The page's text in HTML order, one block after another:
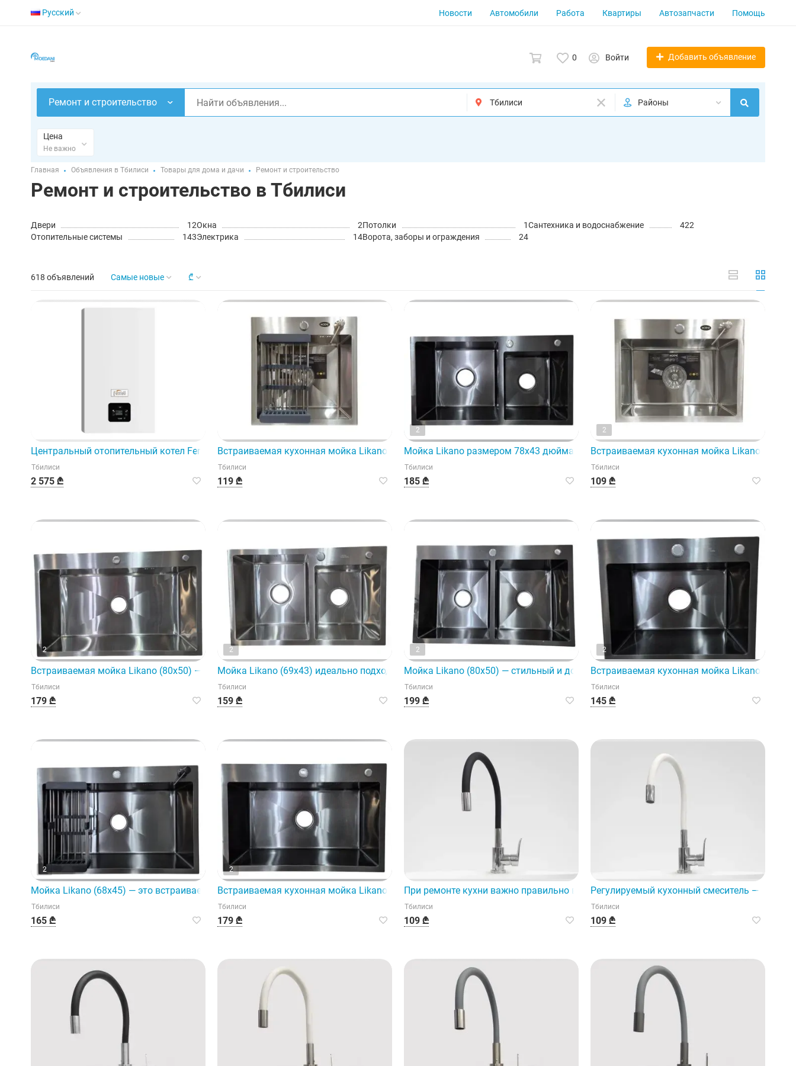
Русский Новости Автомобили Работа Квартиры Автозапчасти Помощь
0 Войти Добавить объявление
Ремонт и строительство Районы
Цена
Не важно
Главная Объявления в Тбилиси Товары для дома и дачи Ремонт и строительство
Ремонт и строительство в Тбилиси
Двери 12Окна 2Потолки 1Сантехника и водоснабжение
422
Отопительные системы
143Электрика 14Ворота, заборы и ограждения 24
618 объявлений Самые новые ₾
Центральный отопительный котел Ferroli Diva D мощностью 32 кВт отличается двумя функциональными особенностями – отоплением.
Тбилиси
2 575 ₾
Встраиваемая кухонная мойка Likano (45x40) — идеальный выбор для любого дома.
Тбилиси
119 ₾
2
Мойка Likano размером 78x43 дюйма — это стандартная встраиваемая кухонная
Тбилиси
185 ₾
2
Встраиваемая кухонная мойка Likano
Тбилиси
109 ₾
2
Встраиваемая мойка Likano (80x50) — идеальное решение для вашей кухни.
Тбилиси
179 ₾
2
Мойка Likano (69x43) идеально подходит для встраиваемой установки на кухне.
Тбилиси
159 ₾
2
Мойка Likano (80x50) — стильный и долговечный выбор для вашей кухни.
Тбилиси
199 ₾
2
Встраиваемая кухонная мойка Likano
Тбилиси
145 ₾
2
Мойка Likano (68x45) — это встраиваемый механизм для современной кухни.
Тбилиси
165 ₾
2
Встраиваемая кухонная мойка Likano (80x50) — это мощный и элегантный продукт.
Тбилиси
179 ₾
При ремонте кухни важно правильно выбрать смеситель.
Тбилиси
109 ₾
Регулируемый кухонный смеситель —
Тбилиси
109 ₾